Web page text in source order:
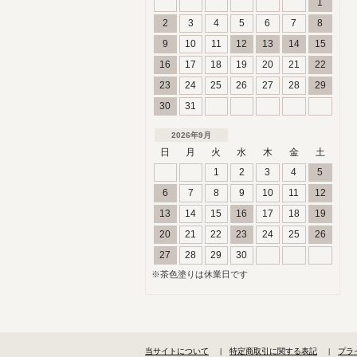
1
2
3 4 5 6 7
8
9
10 11 12 13 14
15
16
17 18 19 20 21
22
23
24 25 26 27 28
29
30
31
2026年9月
日 月 火 水 木 金
土
1
2 3 4
5
6
7 8 9 10 11
12
13
14 15 16 17 18
19
20
21 22 23 24 25
26
27
28 29 30
※茶色塗りは休業日です
当サイトについて 特定商取引に関する表記 プラ